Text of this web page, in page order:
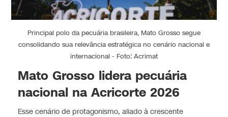
Principal polo da pecuária brasileira, Mato Grosso segue
consolidando sua relevância estratégica no cenário nacional e
internacional - Foto: Acrimat
Mato Grosso lidera pecuária
nacional na Acricorte 2026
Esse cenário de protagonismo, aliado à crescente